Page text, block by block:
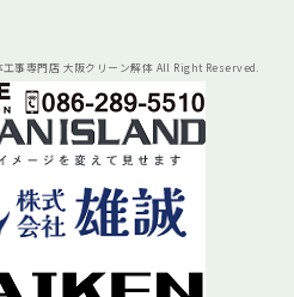
事専門店 大阪クリーン解体 All Right Reserved.